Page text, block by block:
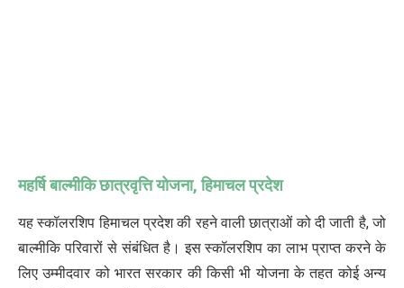
महर्षिबाल्मीकिछात्रवृत्तियोजना,हिमाचलप्रदेश
यह स्कॉलरशिप हिमाचल प्रदेश की रहने वाली छात्राओं को दी जाती है, जो
बाल्मीकि परिवारों से संबंधित है। इस स्कॉलरशिप का लाभ प्राप्त करने के
लिए उम्मीदवार को भारत सरकार की किसी भी योजना के तहत कोई अन्य